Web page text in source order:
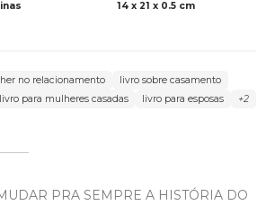
14 x 21 x 0.5 cm
no relacionamento
livro sobre casamento
livro para mulheres casadas livro para esposas +2
PRA SEMPRE A HISTÓRIA DO